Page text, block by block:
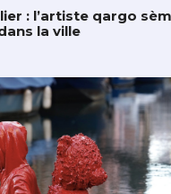
: l’artiste qargo
la ville